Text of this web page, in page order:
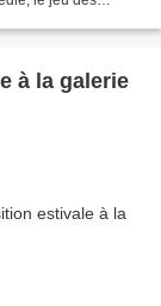
à la galerie